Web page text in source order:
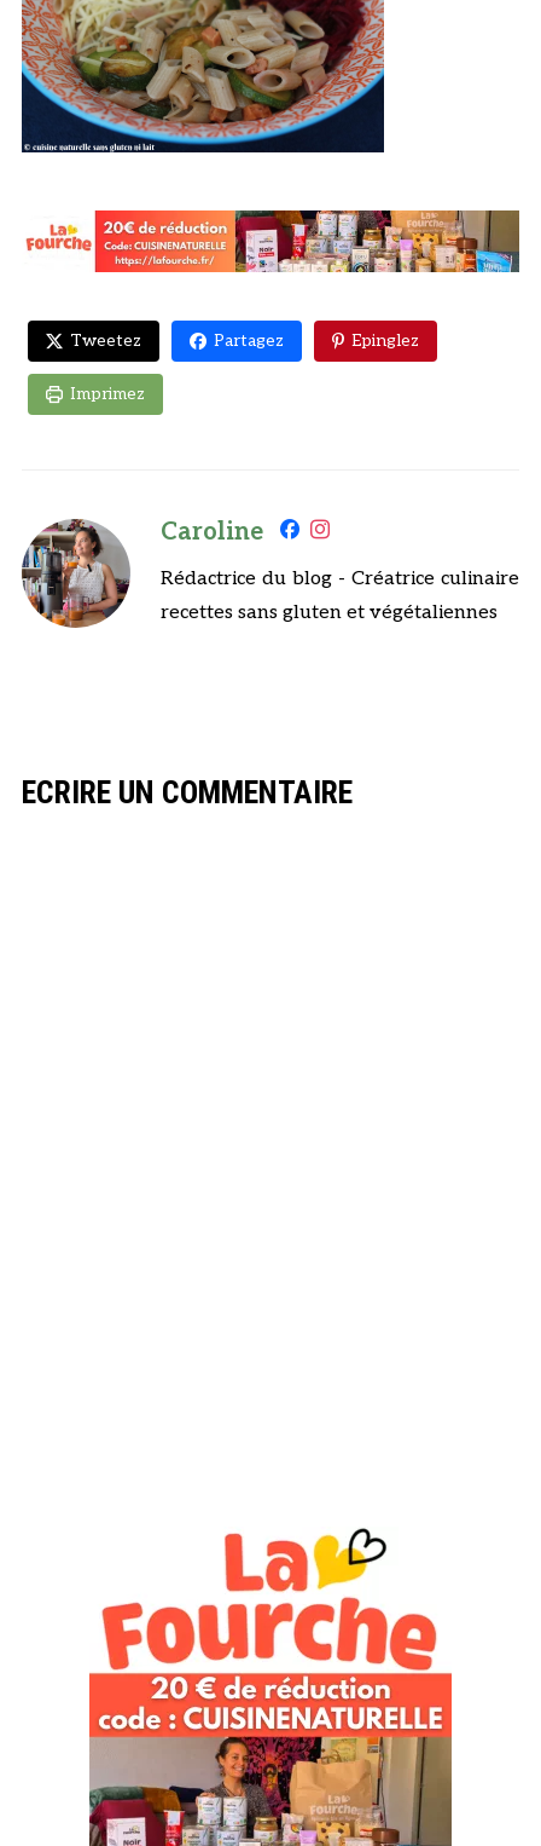
Tweetez Partagez Epinglez
Imprimez
Caroline
Rédactrice du blog - Créatrice culinaire
recettes sans gluten et végétaliennes
ECRIRE UN COMMENTAIRE